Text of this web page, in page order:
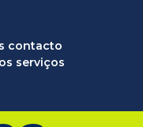
contacto
serviços